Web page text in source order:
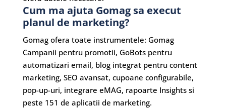
Cum ma ajuta Gomag sa execut
planul de marketing?
Gomag ofera toate instrumentele: Gomag
Campanii pentru promotii, GoBots pentru
automatizari email, blog integrat pentru content
marketing, SEO avansat, cupoane configurabile,
pop-up-uri, integrare eMAG, rapoarte Insights si
peste 151 de aplicatii de marketing.